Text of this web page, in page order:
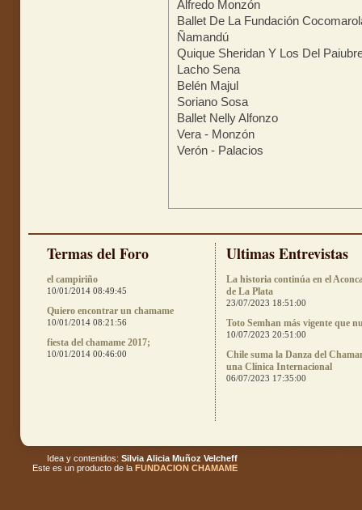
Alfredo Monzón
Ballet De La Fundación
Ñamandú
Quique Sheridan Y Los Del
Lacho Sena
Belén Majul
Soriano Sosa
Ballet Nelly Alfonzo
Vera - Monzón
Verón - Palacios
Termas del Foro
el campiriño
10/01/2014 08:49:45
Quiero encontrar un chamame
10/01/2014 08:21:56
fiesta del chamame 2017;
10/01/2014 00:46:00
Ultimas Entrevistas
La historia continúa en el
de La Plata
23/07/2023 18:51:00
Toto Semhan más vigente que
10/07/2023 20:51:00
Chile suma la Danza del
una Clínica Internacional
06/07/2023 17:35:00
Idea y contenidos: Silvia Alicia Muñoz Velcheff
Este es un producto de la FUNDACION CHAMAME